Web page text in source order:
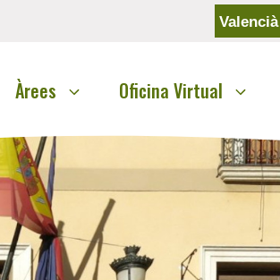
Valencià
Àrees Oficina Virtual